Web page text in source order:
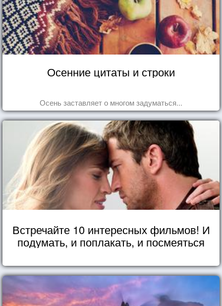
Осенние цитаты и строки
Осень заставляет о многом задуматься...
Встречайте 10 интересных фильмов! И
подумать, и поплакать, и посмеяться